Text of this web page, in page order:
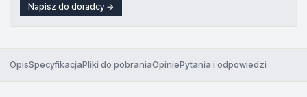
Napisz do doradcy →
OpisSpecyfikacjaPliki do pobraniaOpiniePytania i odpowiedzi